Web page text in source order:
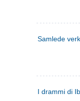
Samlede
I drammi di